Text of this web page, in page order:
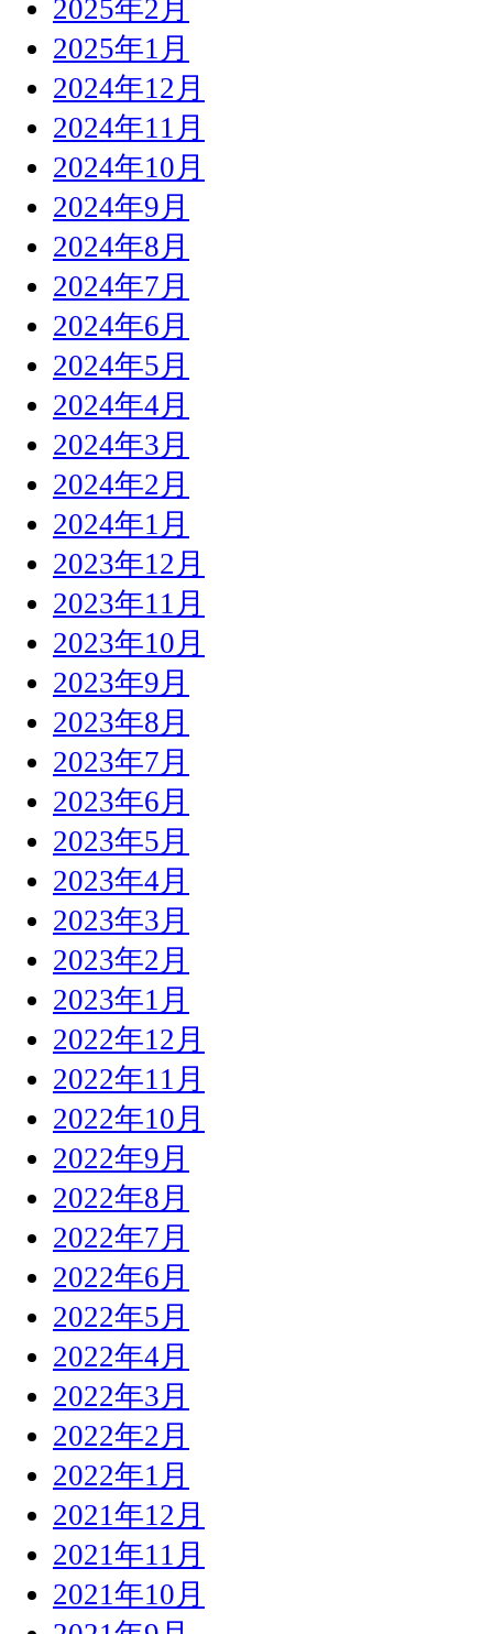
2025年2月
2025年1月
2024年12月
2024年11月
2024年10月
2024年9月
2024年8月
2024年7月
2024年6月
2024年5月
2024年4月
2024年3月
2024年2月
2024年1月
2023年12月
2023年11月
2023年10月
2023年9月
2023年8月
2023年7月
2023年6月
2023年5月
2023年4月
2023年3月
2023年2月
2023年1月
2022年12月
2022年11月
2022年10月
2022年9月
2022年8月
2022年7月
2022年6月
2022年5月
2022年4月
2022年3月
2022年2月
2022年1月
2021年12月
2021年11月
2021年10月